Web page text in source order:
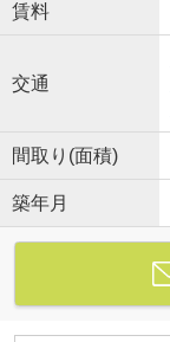
賃料
交通
間取り(面積)
築年月